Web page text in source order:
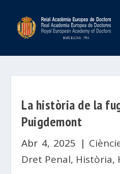
La història de la
Puigdemont
Abr 4, 2025 |
Dret Penal, Història,